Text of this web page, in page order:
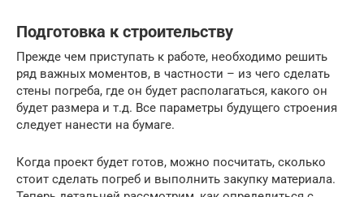
Подготовка к строительству
Прежде чем приступать к работе, необходимо решить
ряд важных моментов, в частности – из чего сделать
стены погреба, где он будет располагаться, какого он
будет размера и т.д. Все параметры будущего строения
следует нанести на бумаге.
Когда проект будет готов, можно посчитать, сколько
стоит сделать погреб и выполнить закупку материала.